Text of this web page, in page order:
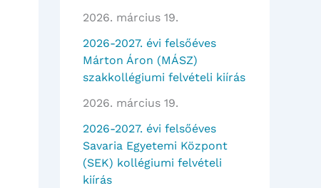
2026. március 19.
2026-2027. évi felsőéves
Márton Áron (MÁSZ)
szakkollégiumi felvételi kiírás
2026. március 19.
2026-2027. évi felsőéves
Savaria Egyetemi Központ
(SEK) kollégiumi felvételi
kiírás